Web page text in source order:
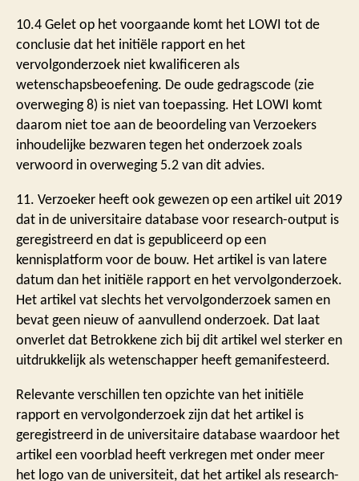
10.4 Gelet op het voorgaande komt het LOWI tot de
conclusie dat het initiële rapport en het
vervolgonderzoek niet kwalificeren als
wetenschapsbeoefening. De oude gedragscode (zie
overweging 8) is niet van toepassing. Het LOWI komt
daarom niet toe aan de beoordeling van Verzoekers
inhoudelijke bezwaren tegen het onderzoek zoals
verwoord in overweging 5.2 van dit advies.
11. Verzoeker heeft ook gewezen op een artikel uit 2019
dat in de universitaire database voor research-output is
geregistreerd en dat is gepubliceerd op een
kennisplatform voor de bouw. Het artikel is van latere
datum dan het initiële rapport en het vervolgonderzoek.
Het artikel vat slechts het vervolgonderzoek samen en
bevat geen nieuw of aanvullend onderzoek. Dat laat
onverlet dat Betrokkene zich bij dit artikel wel sterker en
uitdrukkelijk als wetenschapper heeft gemanifesteerd.
Relevante verschillen ten opzichte van het initiële
rapport en vervolgonderzoek zijn dat het artikel is
geregistreerd in de universitaire database waardoor het
artikel een voorblad heeft verkregen met onder meer
het logo van de universiteit, dat het artikel als research-